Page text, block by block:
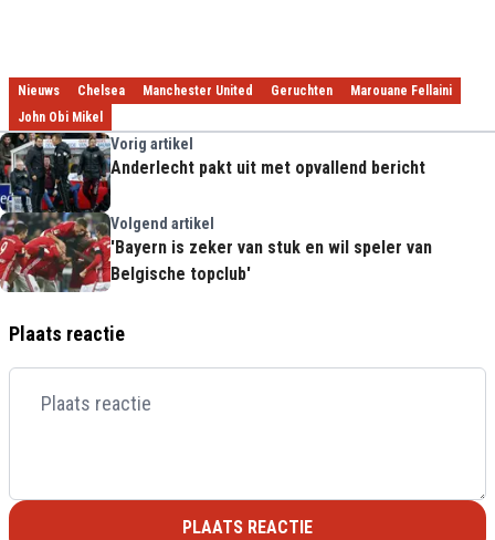
Nieuws Chelsea Manchester United Geruchten
Marouane Fellaini
John Obi Mikel
Vorig artikel
Anderlecht pakt uit met opvallend bericht
Volgend artikel
'Bayern is zeker van stuk en wil speler van
Belgische topclub'
Plaats reactie
PLAATS REACTIE